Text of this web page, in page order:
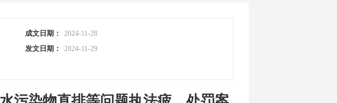
成文日期：
2024-11-28
发文日期：
2024-11-29